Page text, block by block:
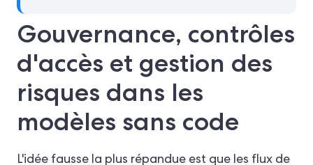
Gouvernance, contrôles
d'accès et gestion des
risques dans les
modèles sans code
L'idée fausse la plus répandue est que les flux de